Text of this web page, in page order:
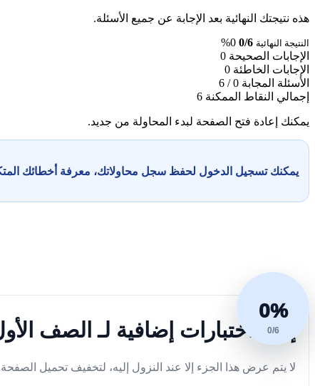
هذه نتيجتك النهائية بعد الإجابة عن جميع الأسئلة.
النتيجة النهائية 0/6
0%
الإجابات الصحيحة 0
الإجابات الخاطئة 0
الأسئلة المجابة 0 / 6
إجمالي النقاط الممكنة 6
يمكنك إعادة فتح الصفحة لبدء المحاولة من جديد.
يمكنك تسجيل الدخول لحفظ سجل محاولاتك، معرفة أخطائك
0%
0/6
إليك اختبارات إضافية لـ الصف
لا يتم عرض هذا الجزء إلا عند النزول إليه، لتخفيف تحميل